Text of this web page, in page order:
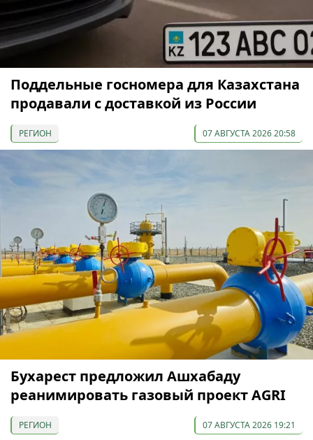
Поддельные госномера для Казахстана
продавали с доставкой из России
РЕГИОН 07 АВГУСТА 2026 20:58
Бухарест предложил Ашхабаду
реанимировать газовый проект AGRI
РЕГИОН 07 АВГУСТА 2026 19:21